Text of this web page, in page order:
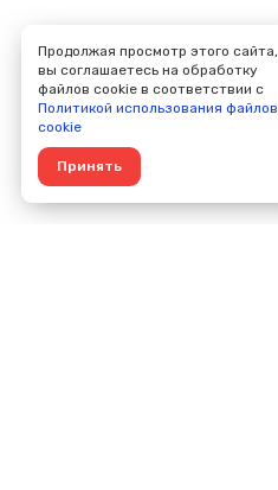
Продолжая просмотр этого сайта,
вы соглашаетесь на обработку
файлов cookie в соответствии с
Политикой использования файлов
cookie
Принять